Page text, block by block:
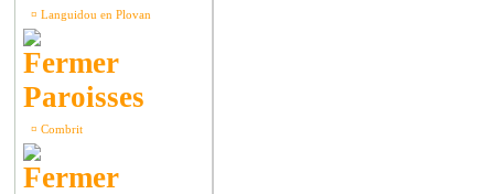
¤ Languidou en Plovan
Paroisses
¤ Combrit